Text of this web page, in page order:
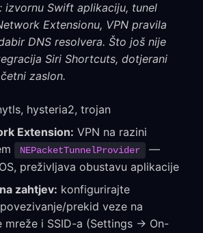
izvornu Swift aplikaciju, tunel
Extensionu, VPN pravila
DNS resolvera. Što još nije
Siri Shortcuts, dotjerani
zaslon.
hysteria2, trojan
Extension: VPN na razini
NEPacketTunnelProvider
—
preživljava obustavu aplikacije
zahtjev: konfigurirajte
prekid veze na
mreže i SSID-a (Settings → On-